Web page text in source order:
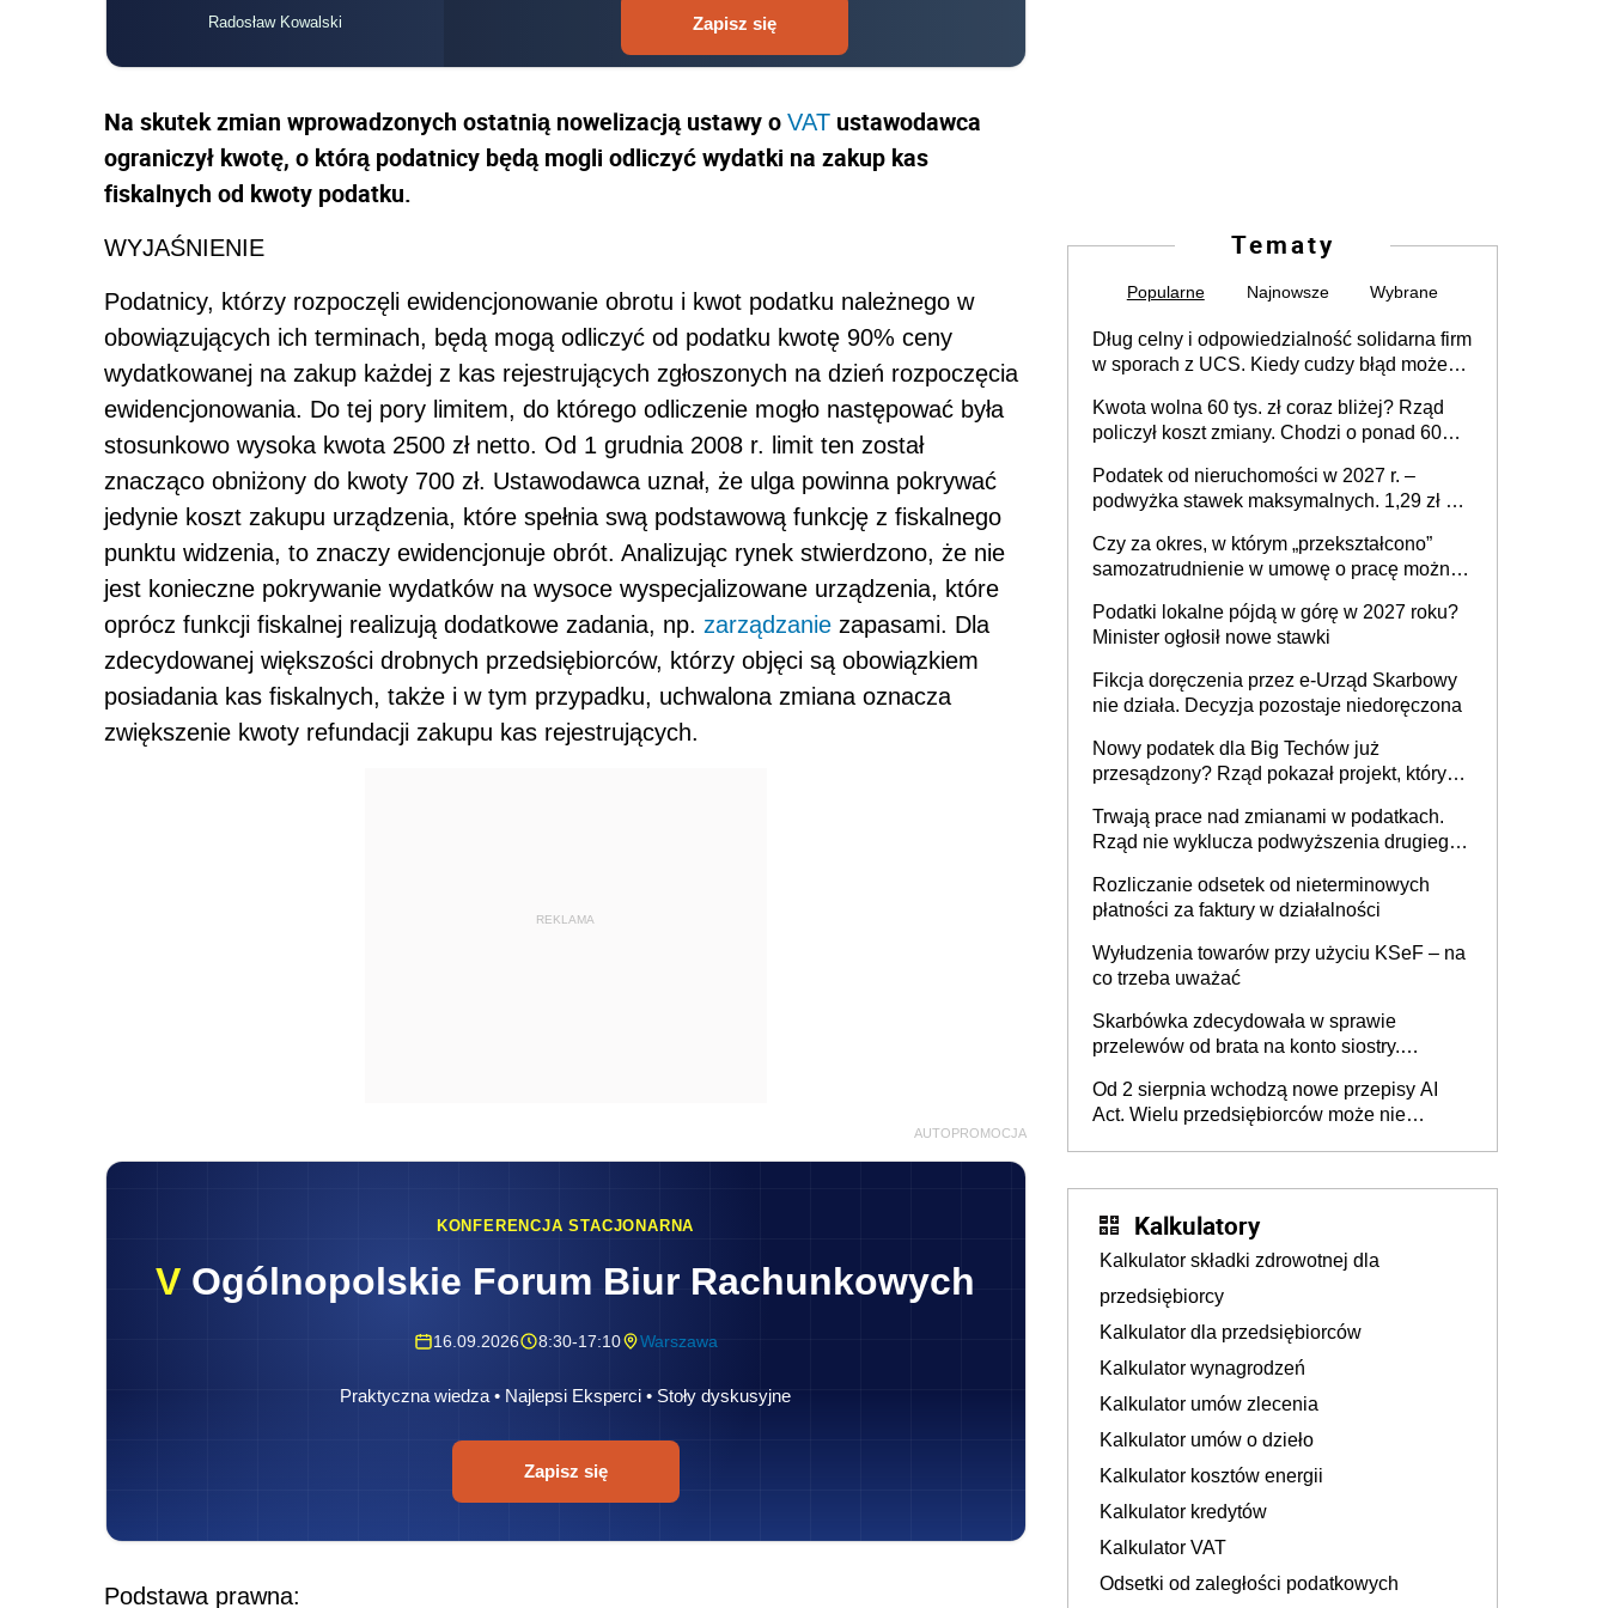
Radosław Kowalski Zapisz się
Na skutek zmian wprowadzonych ostatnią nowelizacją ustawy o VAT ustawodawca
ograniczył kwotę, o którą podatnicy będą mogli odliczyć wydatki na zakup kas
fiskalnych od kwoty podatku.
WYJAŚNIENIE
Podatnicy, którzy rozpoczęli ewidencjonowanie obrotu i kwot podatku należnego w
obowiązujących ich terminach, będą mogą odliczyć od podatku kwotę 90% ceny
wydatkowanej na zakup każdej z kas rejestrujących zgłoszonych na dzień rozpoczęcia
ewidencjonowania. Do tej pory limitem, do którego odliczenie mogło następować była
stosunkowo wysoka kwota 2500 zł netto. Od 1 grudnia 2008 r. limit ten został
znacząco obniżony do kwoty 700 zł. Ustawodawca uznał, że ulga powinna pokrywać
jedynie koszt zakupu urządzenia, które spełnia swą podstawową funkcję z fiskalnego
punktu widzenia, to znaczy ewidencjonuje obrót. Analizując rynek stwierdzono, że nie
jest konieczne pokrywanie wydatków na wysoce wyspecjalizowane urządzenia, które
oprócz funkcji fiskalnej realizują dodatkowe zadania, np. zarządzanie zapasami. Dla
zdecydowanej większości drobnych przedsiębiorców, którzy objęci są obowiązkiem
posiadania kas fiskalnych, także i w tym przypadku, uchwalona zmiana oznacza
zwiększenie kwoty refundacji zakupu kas rejestrujących.
REKLAMA
AUTOPROMOCJA
KONFERENCJA STACJONARNA
V Ogólnopolskie Forum Biur Rachunkowych
16.09.2026 8:30-17:10 Warszawa
Praktyczna wiedza • Najlepsi Eksperci • Stoły dyskusyjne
Zapisz się
Podstawa prawna:
Tematy
Popularne Najnowsze Wybrane
Dług celny i odpowiedzialność solidarna firm
w sporach z UCS. Kiedy cudzy błąd może
Kwota wolna 60 tys. zł coraz bliżej? Rząd
policzył koszt zmiany. Chodzi o ponad 60
Podatek od nieruchomości w 2027 r. –
podwyżka stawek maksymalnych. 1,29 zł za
budynków i lokali związanych z
prowadzeniem działalności gospodarczej
Czy za okres, w którym „przekształcono”
samozatrudnienie w umowę o pracę można
umowy cywilnoprawnej jedynym
racjonalnym wyjściem
Podatki lokalne pójdą w górę w 2027 roku?
Minister ogłosił nowe stawki
Fikcja doręczenia przez e-Urząd Skarbowy
nie działa. Decyzja pozostaje niedoręczona
Nowy podatek dla Big Techów już
przesądzony? Rząd pokazał projekt, który
Trwają prace nad zmianami w podatkach.
Rząd nie wyklucza podwyższenia drugiego
Rozliczanie odsetek od nieterminowych
płatności za faktury w działalności
Wyłudzenia towarów przy użyciu KSeF – na
co trzeba uważać
Skarbówka zdecydowała w sprawie
przelewów od brata na konto siostry.
darowizna, ale podatku jednak nie będzie
Od 2 sierpnia wchodzą nowe przepisy AI
Act. Wielu przedsiębiorców może nie
Kalkulatory
Kalkulator składki zdrowotnej dla
przedsiębiorcy
Kalkulator dla przedsiębiorców
Kalkulator wynagrodzeń
Kalkulator umów zlecenia
Kalkulator umów o dzieło
Kalkulator kosztów energii
Kalkulator kredytów
Kalkulator VAT
Odsetki od zaległości podatkowych